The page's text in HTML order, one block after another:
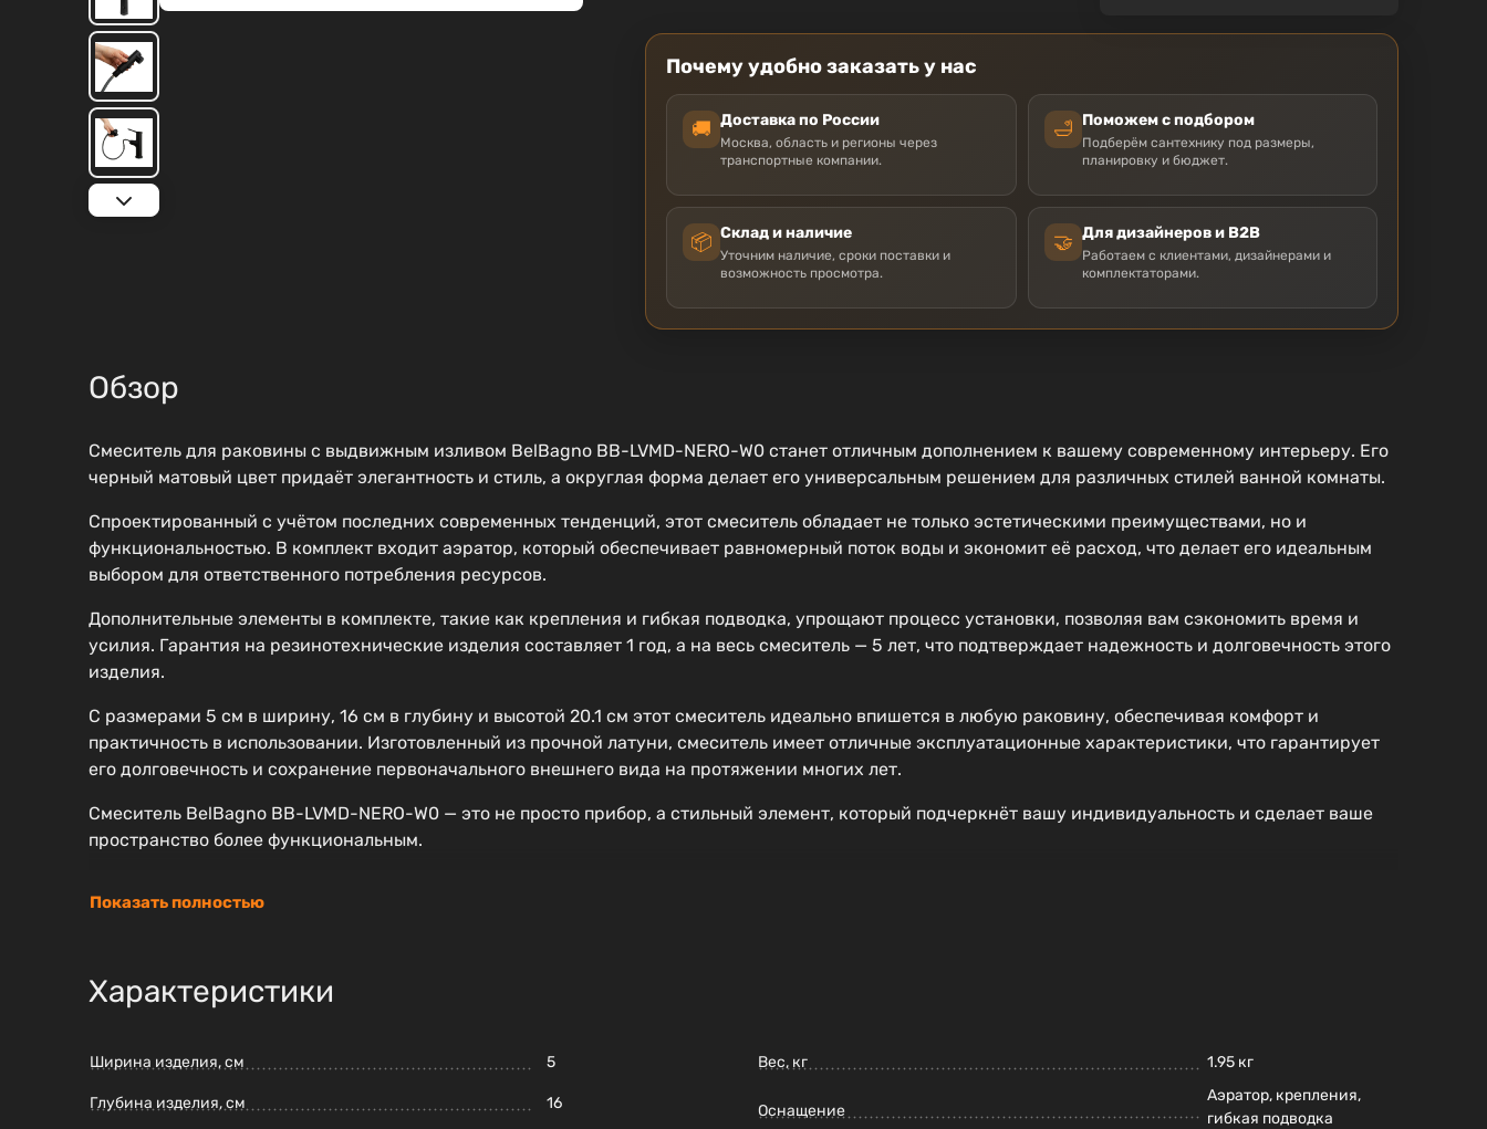
Почему удобно заказать у нас
🚚 Доставка по России
Москва, область и регионы через
транспортные компании.
🛁 Поможем с подбором
Подберём сантехнику под размеры,
планировку и бюджет.
📦 Склад и наличие
Уточним наличие, сроки поставки и
возможность просмотра.
🤝 Для дизайнеров и B2B
Работаем с клиентами, дизайнерами и
комплектаторами.
Обзор
Смеситель для раковины с выдвижным изливом BelBagno BB-LVMD-NERO-W0 станет отличным дополнением к вашему современному интерьеру. Его
черный матовый цвет придаёт элегантность и стиль, а округлая форма делает его универсальным решением для различных стилей ванной комнаты.
Спроектированный с учётом последних современных тенденций, этот смеситель обладает не только эстетическими преимуществами, но и
функциональностью. В комплект входит аэратор, который обеспечивает равномерный поток воды и экономит её расход, что делает его идеальным
выбором для ответственного потребления ресурсов.
Дополнительные элементы в комплекте, такие как крепления и гибкая подводка, упрощают процесс установки, позволяя вам сэкономить время и
усилия. Гарантия на резинотехнические изделия составляет 1 год, а на весь смеситель — 5 лет, что подтверждает надежность и долговечность этого
изделия.
С размерами 5 см в ширину, 16 см в глубину и высотой 20.1 см этот смеситель идеально впишется в любую раковину, обеспечивая комфорт и
практичность в использовании. Изготовленный из прочной латуни, смеситель имеет отличные эксплуатационные характеристики, что гарантирует
его долговечность и сохранение первоначального внешнего вида на протяжении многих лет.
Смеситель BelBagno BB-LVMD-NERO-W0 — это не просто прибор, а стильный элемент, который подчеркнёт вашу индивидуальность и сделает ваше
пространство более функциональным.
Показать полностью
Характеристики
Ширина изделия, см 5
Глубина изделия, см 16
Вес, кг 1.95 кг
Оснащение
Аэратор, крепления,
гибкая подводка